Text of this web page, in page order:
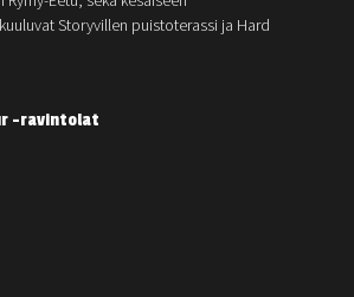
Storyvillen puistoterassi ja Hard
-ravintolat